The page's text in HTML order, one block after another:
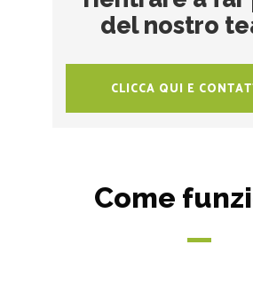
del nostro
CLICCA QUI E
Come